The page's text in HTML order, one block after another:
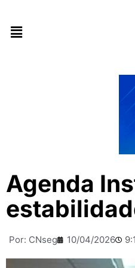
Agenda
Por: CNseg 10/04/2026